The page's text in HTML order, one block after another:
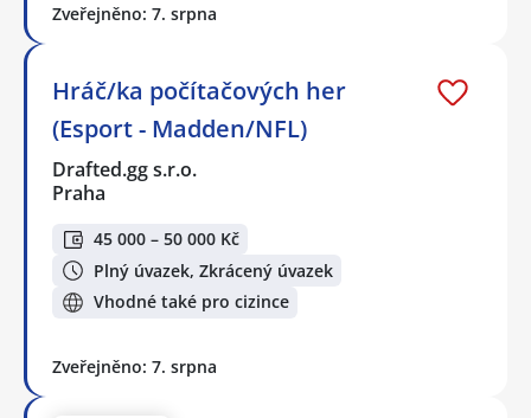
Zveřejněno: 7. srpna
Hráč/ka počítačových her
(Esport - Madden/NFL)
Drafted.gg s.r.o.
Praha
45 000 – 50 000 Kč
Plný úvazek, Zkrácený úvazek
Vhodné také pro cizince
Zveřejněno: 7. srpna